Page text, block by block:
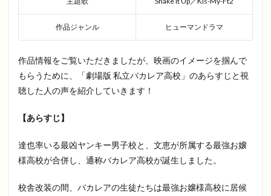
作品ジャンル ヒューマンドラマ
作品情報をご覧いただきましたが、映画のイメージを掴んで
もらうために、「劇場版 私立バカレア高校」のあらすじと視
聴した人の声を紹介していきます！
【あらすじ】
達也率いる最凶ヤンキー男子校と、文恵が所属する最強お嬢
様高校が合併し、通称バカレア高校が誕生しました。
校舎改装の間、バカレアの生徒たちは最強お嬢様高校に居候